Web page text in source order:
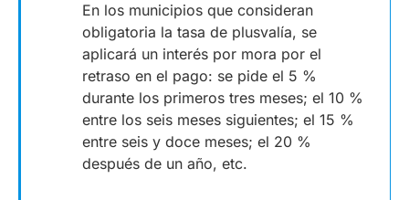
En los municipios que consideran
obligatoria la tasa de plusvalía, se
aplicará un interés por mora por el
retraso en el pago: se pide el 5 %
durante los primeros tres meses; el 10 %
entre los seis meses siguientes; el 15 %
entre seis y doce meses; el 20 %
después de un año, etc.